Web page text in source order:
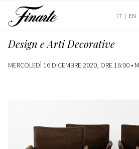
IT | EN
Design e Arti Decorative
MERCOLEDÌ 16 DICEMBRE 2020, ORE 16:00 •